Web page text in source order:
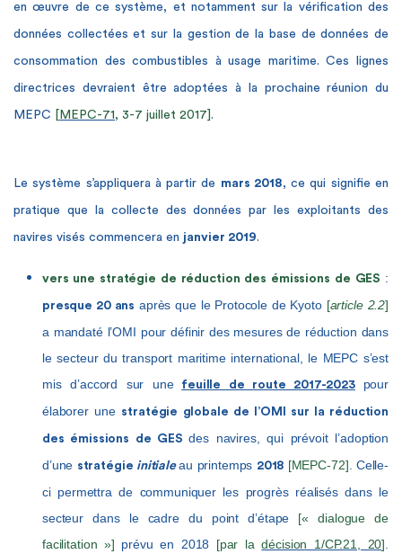
en œuvre de ce système, et notamment sur la vérification des
données collectées et sur la gestion de la base de données de
consommation des combustibles à usage maritime. Ces lignes
directrices devraient être adoptées à la prochaine réunion du
MEPC MEPC-71 , 3-7 juillet 2017] .
Le système s’appliquera à partir de mars 2018, ce qui signifie en
pratique que la collecte des données par les exploitants des
navires visés commencera en janvier 2019.
vers une stratégie de réduction des émissions de GES :
presque 20 ans après que le Protocole de Kyoto [article 2.2]
a mandaté l’OMI pour définir des mesures de réduction dans
le secteur du transport maritime international, le MEPC s’est
mis d’accord sur une
feuille de route 2017-2023
pour
élaborer une stratégie globale de l’OMI sur la réduction
des émissions de GESdes navires, qui prévoit l’adoption
d’une stratégie initialeau printemps 2018 [MEPC-72]. Celle-
ci permettra de communiquer les progrès réalisés dans le
secteur dans le cadre du point d’étape [« dialogue de
facilitation »] prévu en 2018 [par ladécision 1/CP.21, 20].